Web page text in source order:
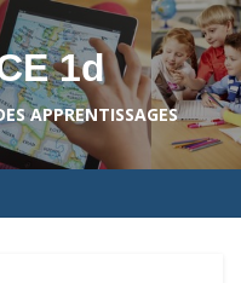
1d
APPRENTISSAGES